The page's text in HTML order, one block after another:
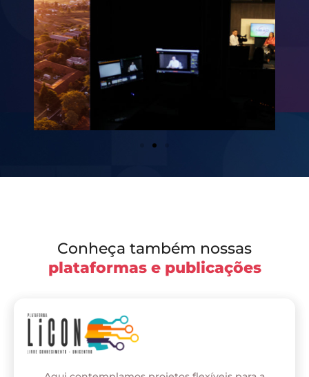
Conheça também nossas
plataformas e publicações